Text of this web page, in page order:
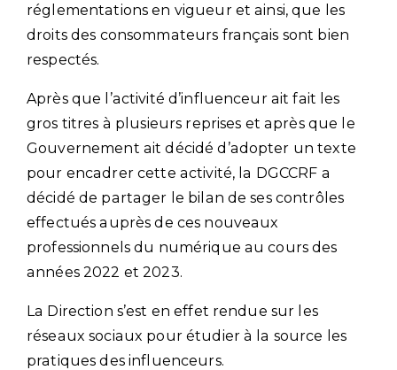
réglementations en vigueur et ainsi, que les
droits des consommateurs français sont bien
respectés.
Après que l’activité d’influenceur ait fait les
gros titres à plusieurs reprises et après que le
Gouvernement ait décidé d’adopter un texte
pour encadrer cette activité, la DGCCRF a
décidé de partager le bilan de ses contrôles
effectués auprès de ces nouveaux
professionnels du numérique au cours des
années 2022 et 2023.
La Direction s’est en effet rendue sur les
réseaux sociaux pour étudier à la source les
pratiques des influenceurs.